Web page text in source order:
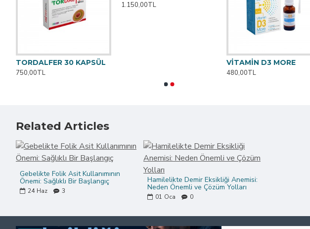
TORDALFER 30 KAPSÜL
750,00TL
1.150,00TL
VİTAMİN D3 MORE
480,00TL
1.830,00TL
Related Articles
Gebelikte Folik Asit Kullanımının
Önemi: Sağlıklı Bir Başlangıç
24 Haz 3
Hamilelikte Demir Eksikliği Anemisi:
Neden Önemli ve Çözüm Yolları
01 Oca 0